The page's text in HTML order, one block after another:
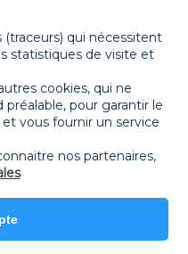
NOUS
SERVICES
qui nécessitent
statistiques de visite et
cookies, qui ne
pour garantir le
vous fournir un service
nos partenaires,